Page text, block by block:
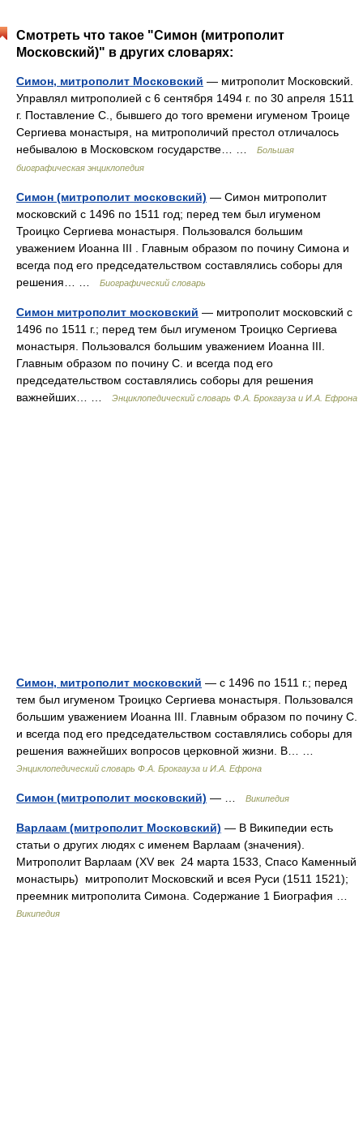
Смотреть что такое "Симон (митрополит
Московский)" в других словарях:
Симон, митрополит Московский — митрополит Московский.
Управлял митрополией с 6 сентября 1494 г. по 30 апреля 1511
г. Поставление С., бывшего до того времени игуменом Троице
Сергиева монастыря, на митрополичий престол отличалось
небывалою в Московском государстве… …
Большая
биографическая энциклопедия
Симон (митрополит московский) — Симон митрополит
московский с 1496 по 1511 год; перед тем был игуменом
Троицко Сергиева монастыря. Пользовался большим
уважением Иоанна III . Главным образом по почину Симона и
всегда под его председательством составлялись соборы для
решения… …
Биографический словарь
Симон митрополит московский — митрополит московский с
1496 по 1511 г.; перед тем был игуменом Троицко Сергиева
монастыря. Пользовался большим уважением Иоанна III.
Главным образом по почину С. и всегда под его
председательством составлялись соборы для решения
важнейших… …
Энциклопедический словарь Ф.А. Брокгауза и И.А. Ефрона
Симон, митрополит московский — с 1496 по 1511 г.; перед
тем был игуменом Троицко Сергиева монастыря. Пользовался
большим уважением Иоанна III. Главным образом по почину С.
и всегда под его председательством составлялись соборы для
решения важнейших вопросов церковной жизни. В… …
Энциклопедический словарь Ф.А. Брокгауза и И.А. Ефрона
Симон (митрополит московский) — … Википедия
Варлаам (митрополит Московский) — В Википедии есть
статьи о других людях с именем Варлаам (значения).
Митрополит Варлаам (XV век 24 марта 1533, Спасо Каменный
монастырь) митрополит Московский и всея Руси (1511 1521);
преемник митрополита Симона. Содержание 1 Биография …
Википедия